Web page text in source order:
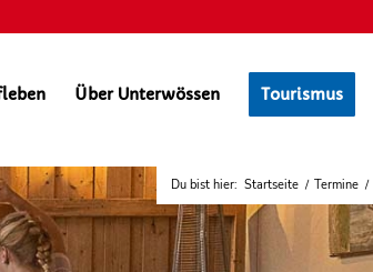
Über Unterwössen Tourismus
Du bist hier: Startseite / Termine /